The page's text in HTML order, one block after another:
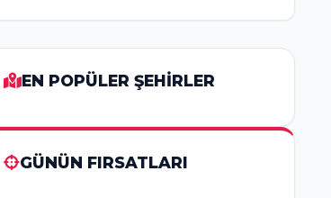
EN POPÜLER ŞEHİRLER
GÜNÜN FIRSATLARI